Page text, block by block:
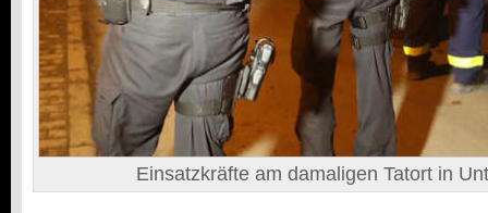
Einsatzkräfte am damaligen Tatort in